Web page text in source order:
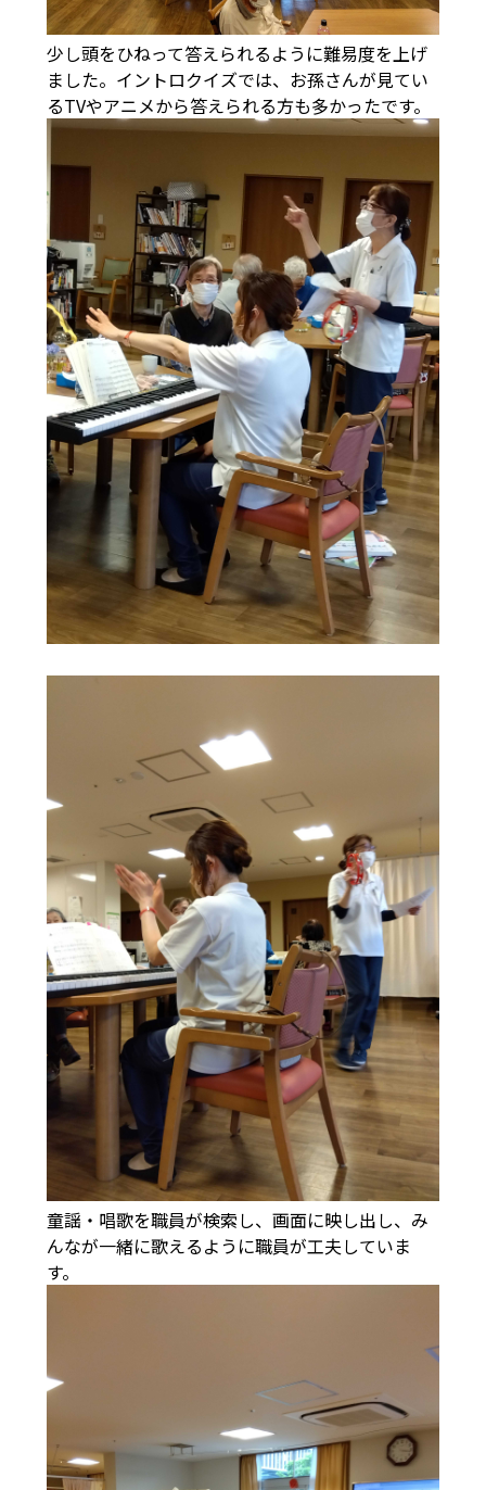
少し頭をひねって答えられるように難易度を上げ
ました。イントロクイズでは、お孫さんが見てい
るTVやアニメから答えられる方も多かったです。
童謡・唱歌を職員が検索し、画面に映し出し、み
んなが一緒に歌えるように職員が工夫していま
す。